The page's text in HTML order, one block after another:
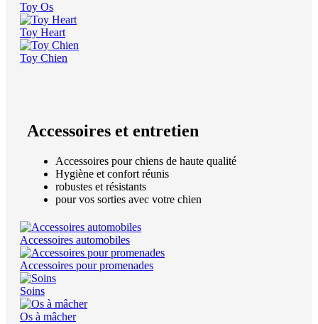
Toy Os
Toy Heart
Toy Chien
Accessoires et entretien
Accessoires pour chiens de haute qualité
Hygiène et confort réunis
robustes et résistants
pour vos sorties avec votre chien
Accessoires automobiles
Accessoires pour promenades
Soins
Os à mâcher